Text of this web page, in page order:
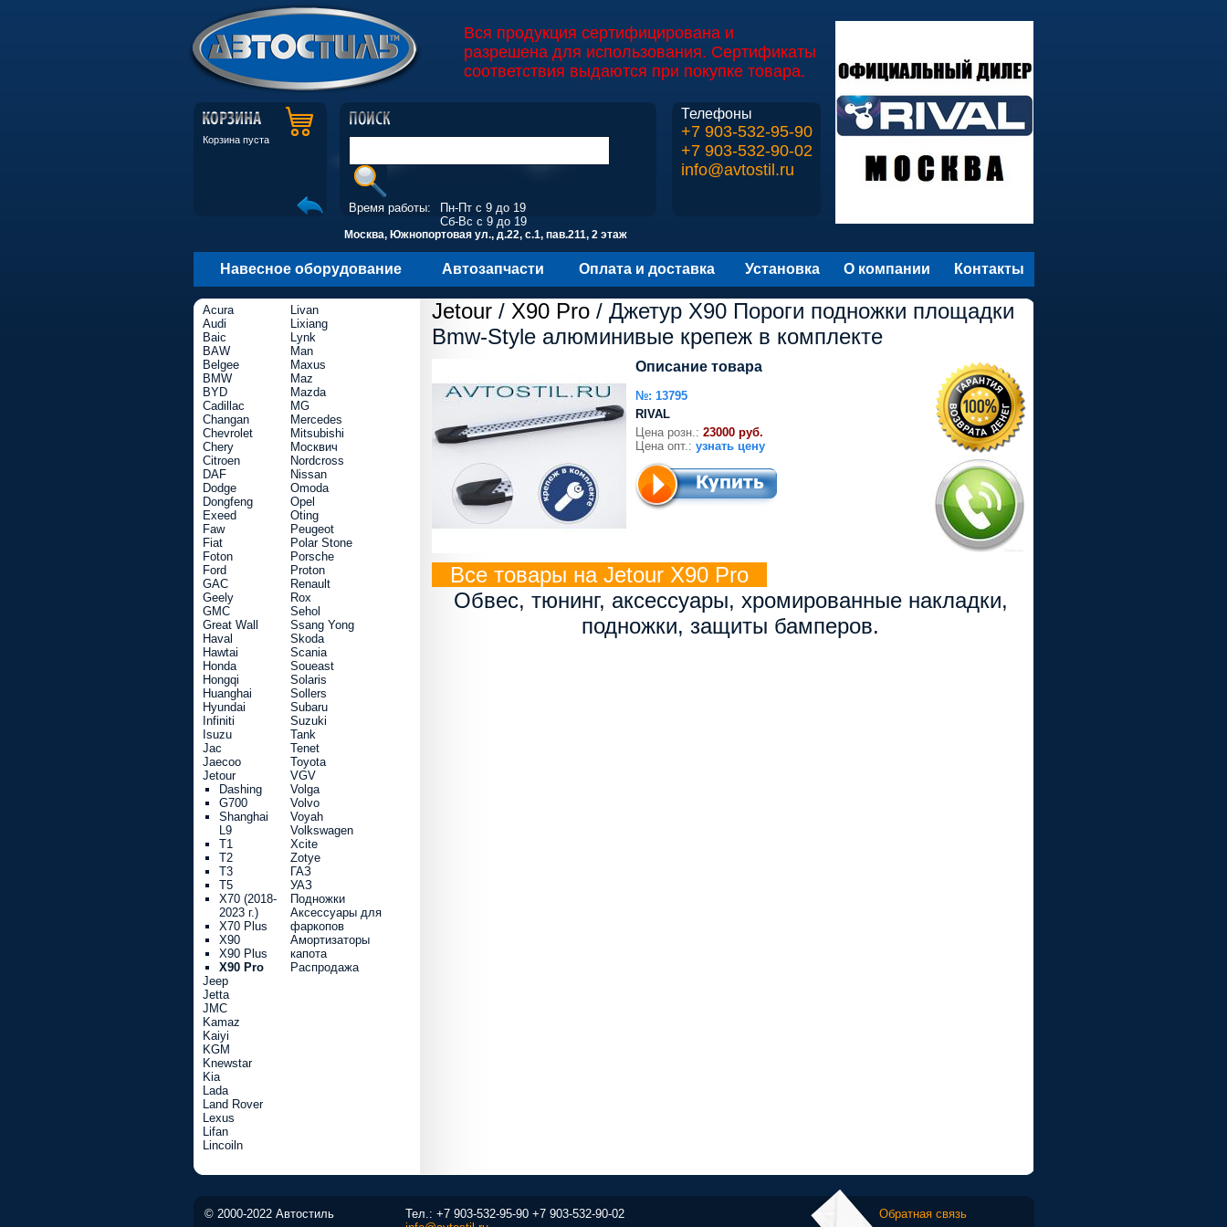
Вся продукция сертифицирована и
разрешена для использования. Сертификаты
соответствия выдаются при покупке товара.
Корзина пуста
Телефоны
+7 903-532-95-90
+7 903-532-90-02
info@avtostil.ru
Время работы:
Пн-Пт с 9 до 19
Сб-Вс с 9 до 19
Москва, Южнопортовая ул., д.22, с.1, пав.211, 2 этаж
Навесное оборудование Автозапчасти Оплата и доставка Установка О компании Контакты
Jetour / X90 Pro / Джетур X90 Пороги подножки площадки
Bmw-Style алюминивые крепеж в комплекте
Описание товара
№: 13795
RIVAL
Цена розн.: 23000 руб.
Цена опт.: узнать цену
Все товары на Jetour X90 Pro
Обвес, тюнинг, аксессуары, хромированные накладки,
подножки, защиты бамперов.
Acura
Audi
Baic
BAW
Belgee
BMW
BYD
Cadillac
Changan
Chevrolet
Chery
Citroen
DAF
Dodge
Dongfeng
Exeed
Faw
Fiat
Foton
Ford
GAC
Geely
GMC
Great Wall
Haval
Hawtai
Honda
Hongqi
Huanghai
Hyundai
Infiniti
Isuzu
Jac
Jaecoo
Jetour
Dashing
G700
Shanghai
L9
T1
T2
T3
T5
X70 (2018-
2023 г.)
X70 Plus
X90
X90 Plus
X90 Pro
Jeep
Jetta
JMC
Kamaz
Kaiyi
KGM
Knewstar
Kia
Lada
Land Rover
Lexus
Lifan
Lincoiln
Livan
Lixiang
Lynk
Man
Maxus
Maz
Mazda
MG
Mercedes
Mitsubishi
Москвич
Nordcross
Nissan
Omoda
Opel
Oting
Peugeot
Polar Stone
Porsche
Proton
Renault
Rox
Sehol
Ssang Yong
Skoda
Scania
Soueast
Solaris
Sollers
Subaru
Suzuki
Tank
Tenet
Toyota
VGV
Volga
Volvo
Voyah
Volkswagen
Xcite
Zotye
ГАЗ
УАЗ
Подножки
Аксессуары для
фаркопов
Амортизаторы
капота
Распродажа
© 2000-2022 Автостиль Тел.: +7 903-532-95-90 +7 903-532-90-02
Обратная связь